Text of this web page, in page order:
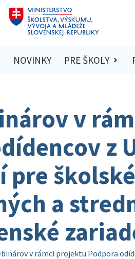
NOVINKY PRE ŠKOLY
v
z
pre
a
v rámci projektu Podpora